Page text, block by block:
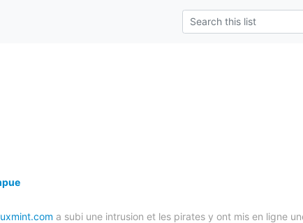
a subi une intrusion et les pirates y ont mis en ligne